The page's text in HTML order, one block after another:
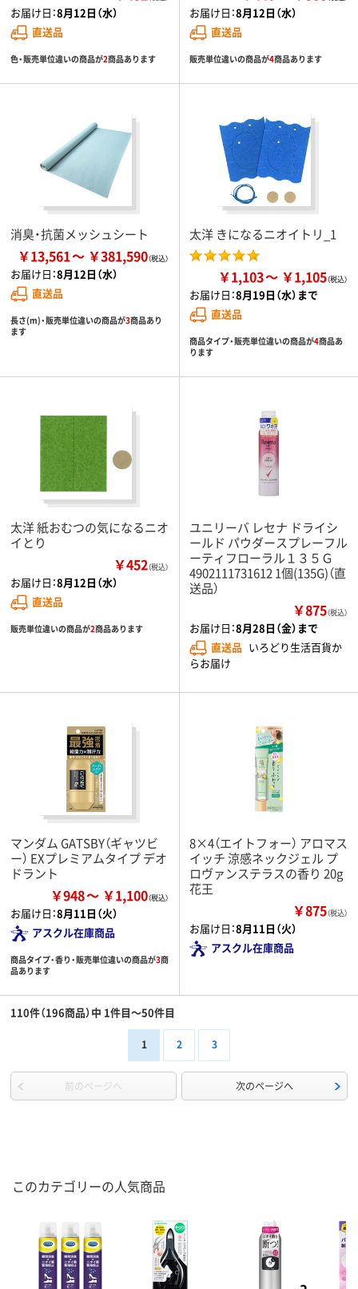
お届け日：8月12日（水）
直送品
色・販売単位違いの商品が2商品あります
お届け日：8月12日（水）
直送品
販売単位違いの商品が4商品あります
消臭・抗菌メッシュシート
￥13,561 ￥381,590
お届け日：8月12日（水）
直送品
長さ(m)・販売単位違いの商品が3商品あり
ます
太洋 きになるニオイトリ_1
￥1,103 ￥1,105
お届け日：8月19日（水）まで
直送品
商品タイプ・販売単位違いの商品が4商品あ
ります
太洋 紙おむつの気になるニオ
イとり
￥452（税込）
お届け日：8月12日（水）
直送品
販売単位違いの商品が2商品あります
ユニリーバ レセナ ドライシ
ールド パウダースプレーフル
ーティフローラル１３５Ｇ
4902111731612 1個(135G)（直
送品）
￥875（税込）
お届け日：8月28日（金）まで
直送品 いろどり生活百貨か
らお届け
マンダム GATSBY（ギャツビ
ー） EXプレミアムタイプ デオ
ドラント
￥948 ￥1,100
お届け日：8月11日（火）
アスクル在庫商品
商品タイプ・香り・販売単位違いの商品が3商
品あります
8×4（エイトフォー） アロマス
イッチ 涼感ネックジェル プ
ロヴァンステラスの香り 20g
花王
￥875（税込）
お届け日：8月11日（火）
アスクル在庫商品
110件（196商品）中 1件目～50件目
1 2 3
前のページへ 次のページへ
このカテゴリーの人気商品